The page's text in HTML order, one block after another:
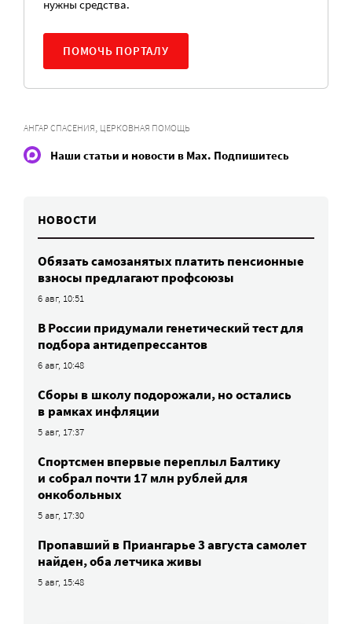
нужны средства.
ПОМОЧЬ ПОРТАЛУ
АНГАР СПАСЕНИЯ, ЦЕРКОВНАЯ ПОМОЩЬ
Наши статьи и новости в Max. Подпишитесь
НОВОСТИ
Обязать самозанятых платить пенсионные
взносы предлагают профсоюзы
6 авг, 10:51
В России придумали генетический тест для
подбора антидепрессантов
6 авг, 10:48
Сборы в школу подорожали, но остались
в рамках инфляции
5 авг, 17:37
Спортсмен впервые переплыл Балтику
и собрал почти 17 млн рублей для
онкобольных
5 авг, 17:30
Пропавший в Приангарье 3 августа самолет
найден, оба летчика живы
5 авг, 15:48